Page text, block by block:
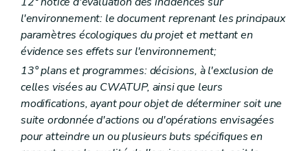
Art. D122
Art. D123
Art. D124
Art. D125
Art. D126
Art. D127
Art. D128
Art. D129
Art. D130
Titre IX Demandes d'action
Art. D131
Art. D132
l'environnement: le document reprenant les principaux
paramètres écologiques du projet et mettant en
évidence ses effets sur l'environnement;
13° plans et programmes: décisions, à l'exclusion de
celles visées au CWATUP, ainsi que leurs
modifications, ayant pour objet de déterminer soit une
suite ordonnée d'actions ou d'opérations envisagées
pour atteindre un ou plusieurs buts spécifiques en